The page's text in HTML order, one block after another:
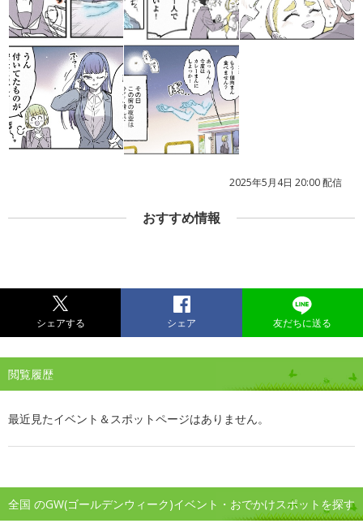
2025年5月4日 20:00 配信
おすすめ情報
シェアする シェア 友だちに送る
閲覧履歴
最近見たイベント＆スポットページはありません。
全国 のGW(ゴールデンウィーク)イベント・おでかけスポットを探す